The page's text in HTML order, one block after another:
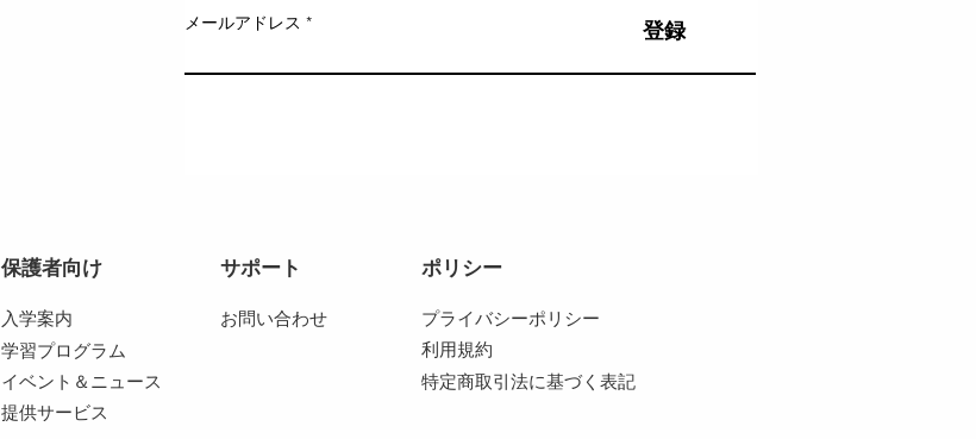
メールアドレス 登録
保護者向け
入学案内
学習プログラム
イベント＆ニュース
提供サービス
サポート
お問い合わせ
ポリシー
プライバシーポリシー
利用規約
特定商取引法に基づく表記